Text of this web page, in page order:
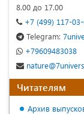
8.00 до 17.00
+7 (499) 117-
Telegram:
+79609483038
Читателям
Архив